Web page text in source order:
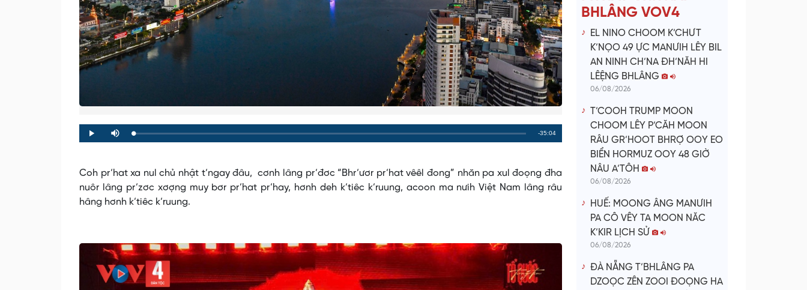
Play Mute Loaded:
0%
Progress:
0%
Remaining
-35:04
Coh pr’hat xa nul chủ nhật t’ngay đâu, cơnh lâng pr’đơc “Bhr’ươr pr’hat vêêl đong” nhăn pa xul đoọng đha
nuôr lâng pr’zơc xơợng muy bơr pr’hat pr’hay, hơnh deh k’tiêc k’ruung, acoon ma nưih Việt Nam lâng râu
hâng hơnh k’tiêc k’ruung.
BHLÂNG VOV4
EL NINO CHOOM K’CHƯT
K’NỌO 49 ỰC MANƯIH LÊY BIL
AN NINH CH’NA ĐH’NĂH HI
LÊỆNG BHLÂNG
06/08/2026
T’COOH TRUMP MOON
CHOOM LÊY P’CĂH MOON
RÂU GR’HOOT BHRỢ OOY EO
BIỂN HORMUZ OOY 48 GIỜ
NÂU A’TÔH
06/08/2026
HUẾ: MOONG ÂNG MANƯIH
PA CÔ VÊY TA MOON NĂC
K’KIR LỊCH SỬ
06/08/2026
ĐÀ NẴNG T’BHLÂNG PA
DZOỌC ZÊN ZOOI ĐOỌNG HA